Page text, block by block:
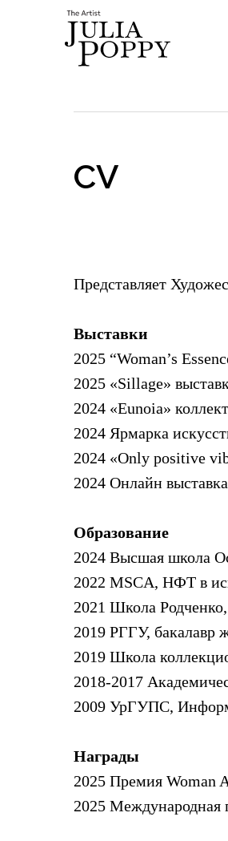
CV
Представляет
Выставки
2025 “Woman’s
2025 «Sillage»
2024 «Eunoia»
2024 Ярмарка
2024 «Only positive
2024 Онлайн
Образование
2024 Высшая школа
2022 MSCA, НФТ в
2021 Школа
2019 РГГУ, бакалавр
2019 Школа
2018-2017
2009 УрГУПС,
Награды
2025 Премия Woman
2025 Международная